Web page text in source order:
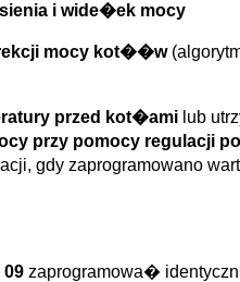
i wide�ek mocy
mocy kot��w
przed kot�ami lub
przy pomocy regulacji
gdy zaprogramowano
09 zaprogramowa�